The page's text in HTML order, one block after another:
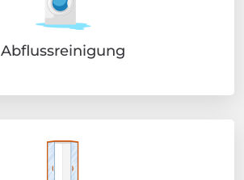
Abflussreinigung